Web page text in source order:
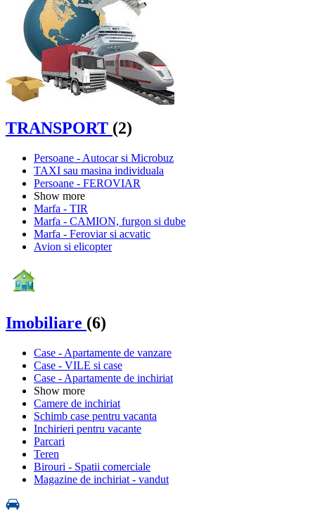
TRANSPORT (2)
Persoane - Autocar si Microbuz
TAXI sau masina individuala
Persoane - FEROVIAR
Show more
Marfa - TIR
Marfa - CAMION, furgon si dube
Marfa - Feroviar si acvatic
Avion si elicopter
Imobiliare (6)
Case - Apartamente de vanzare
Case - VILE si case
Case - Apartamente de inchiriat
Show more
Camere de inchiriat
Schimb case pentru vacanta
Inchirieri pentru vacante
Parcari
Teren
Birouri - Spatii comerciale
Magazine de inchiriat - vandut